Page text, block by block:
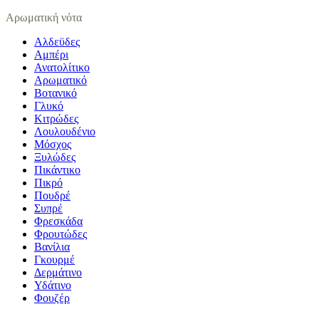
Αρωματική νότα
Αλδεϋδες
Αμπέρι
Ανατολίτικο
Αρωματικό
Βοτανικό
Γλυκό
Κιτρώδες
Λουλουδένιο
Μόσχος
Ξυλώδες
Πικάντικο
Πικρό
Πουδρέ
Συπρέ
Φρεσκάδα
Φρουτώδες
Βανίλια
Γκουρμέ
Δερμάτινο
Υδάτινο
Φουζέρ